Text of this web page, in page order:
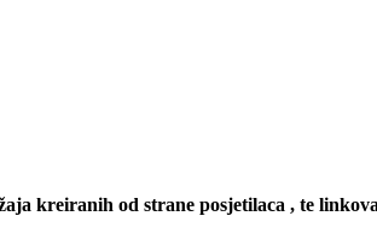
kreiranih od strane posjetilaca , te